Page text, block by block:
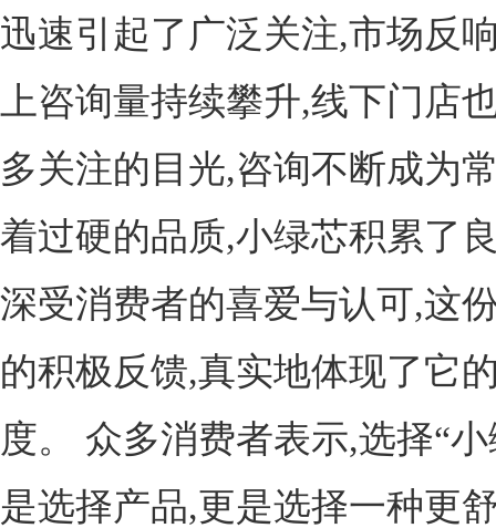
迅速引起了广泛关注,市场反
上咨询量持续攀升,线下门店
多关注的目光,咨询不断成为
着过硬的品质,小绿芯积累了
深受消费者的喜爱与认可,这
的积极反馈,真实地体现了它
度。 众多消费者表示,选择“
是选择产品,更是选择一种更